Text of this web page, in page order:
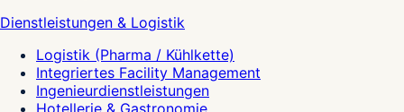
Dienstleistungen & Logistik
Logistik (Pharma / Kühlkette)
Integriertes Facility Management
Ingenieurdienstleistungen
Hotellerie & Gastronomie